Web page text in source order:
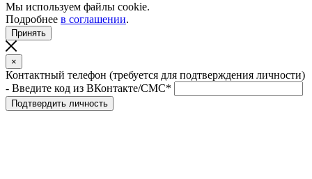
Мы используем файлы cookie.
Подробнее в соглашении.
Принять
×
Контактный телефон (требуется для подтверждения личности)
- Введите код из ВКонтакте/СМС*
Подтвердить личность